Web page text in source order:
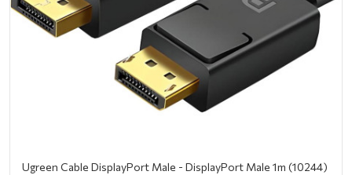
Ugreen Cable DisplayPort Male - DisplayPort Male 1m (10244)